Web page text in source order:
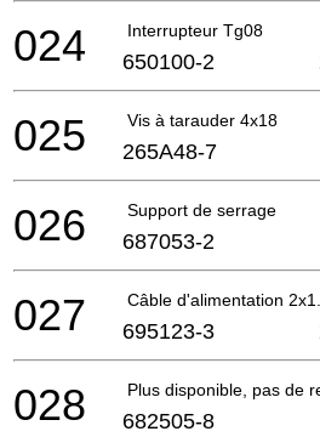
Interrupteur Tg08
024 650100-2
Vis à tarauder 4x18
025 265A48-7
Support de serrage
026 687053-2
Câble d'alimentation
027 695123-3
Plus disponible, pas de
028 682505-8